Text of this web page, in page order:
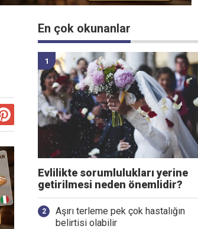
En çok okunanlar
Evlilikte sorumlulukları yerine
getirilmesi neden önemlidir?
Aşırı terleme pek çok hastalığın
belirtisi olabilir